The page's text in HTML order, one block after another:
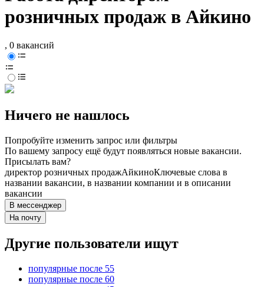
розничных продаж в Айкино
, 0 вакансий
Ничего не нашлось
Попробуйте изменить запрос или фильтры
По вашему запросу ещё будут появляться новые вакансии.
Присылать вам?
директор розничных продажАйкиноКлючевые слова в
названии вакансии, в названии компании и в описании
вакансии
В мессенджер
На почту
Другие пользователи ищут
популярные после 55
популярные после 60